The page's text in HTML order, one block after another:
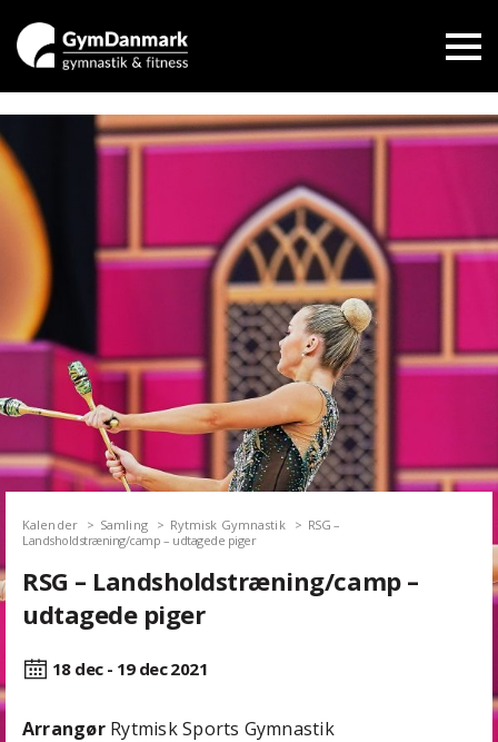
Kalender Samling Rytmisk Gymnastik
RSG –
Landsholdstræning/camp – udtagede piger
RSG – Landsholdstræning/camp –
udtagede piger
18 dec - 19 dec2021
ArrangørRytmisk Sports Gymnastik